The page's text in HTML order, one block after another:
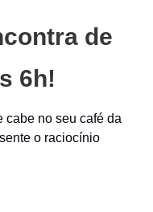
de
6h!
cabe no seu café da
o raciocínio